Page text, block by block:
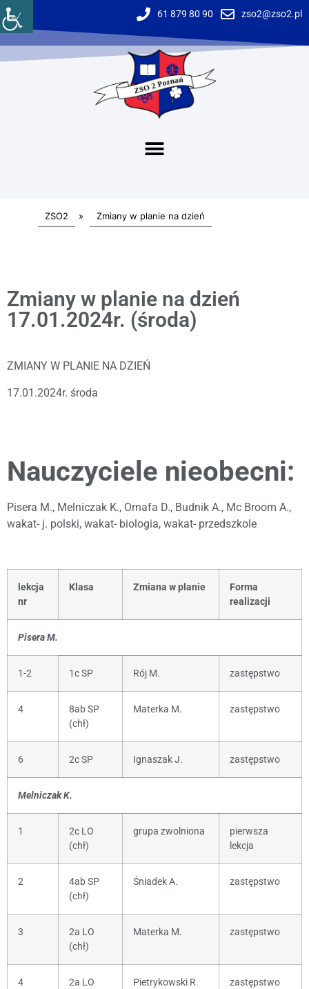
61 879 80 90 zso2@zso2.pl
ZSO2 » Zmiany w planie na dzień
Zmiany w planie na dzień
17.01.2024r. (środa)
ZMIANY W PLANIE NA DZIEŃ
17.01.2024r. środa
Nauczyciele nieobecni:
Pisera M., Melniczak K., Ornafa D., Budnik A., Mc Broom A.,
wakat- j. polski, wakat- biologia, wakat- przedszkole
lekcja
nr
Klasa Zmiana w planie
Forma
realizacji
Pisera M.
1-2 1c SP Rój M. zastępstwo
4
8ab SP
(chł)
Materka M. zastępstwo
6 2c SP Ignaszak J. zastępstwo
Melniczak K.
1
2c LO
(chł)
grupa zwolniona
pierwsza
lekcja
2
4ab SP
(chł)
Śniadek A. zastępstwo
3
2a LO
(chł)
Materka M. zastępstwo
4
2a LO
Pietrykowski R. zastępstwo